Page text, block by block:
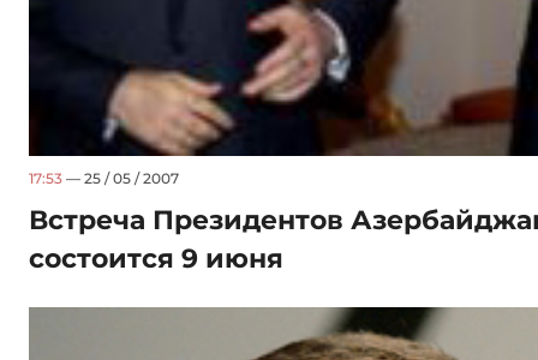
17:53 — 25 / 05 / 2007
Встреча Президентов
состоится 9 июня